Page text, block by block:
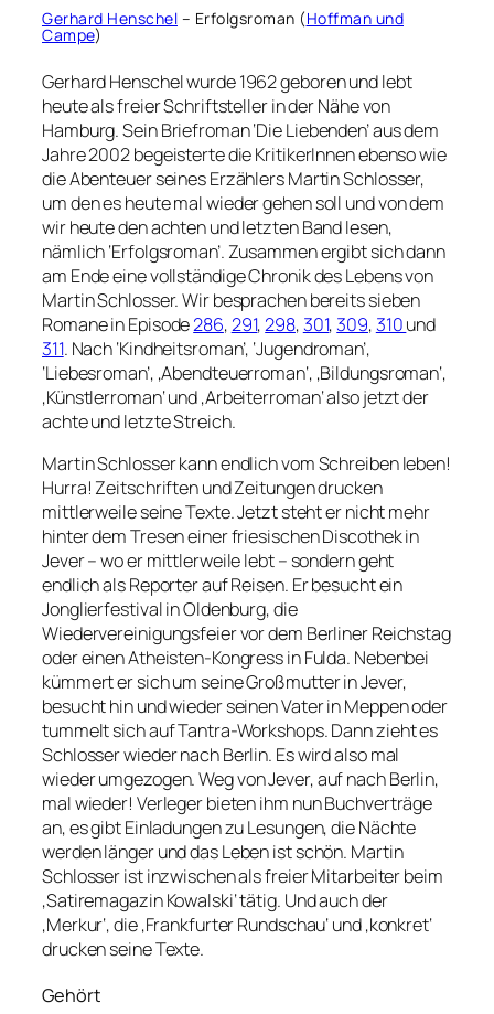
Gerhard Henschel – Erfolgsroman (Hoffman und
Campe)
Gerhard Henschel wurde 1962 geboren und lebt
heute als freier Schriftsteller in der Nähe von
Hamburg. Sein Briefroman ‘Die Liebenden’ aus dem
Jahre 2002 begeisterte die KritikerInnen ebenso wie
die Abenteuer seines Erzählers Martin Schlosser,
um den es heute mal wieder gehen soll und von dem
wir heute den achten und letzten Band lesen,
nämlich ‘Erfolgsroman’. Zusammen ergibt sich dann
am Ende eine vollständige Chronik des Lebens von
Martin Schlosser. Wir besprachen bereits sieben
Romane in Episode286,291,298, 301, 309, 310und
311. Nach ‘Kindheitsroman’, ‘Jugendroman’,
‘Liebesroman’, ‚Abendteuerroman‘, ‚Bildungsroman‘,
‚Künstlerroman‘ und ‚Arbeiterroman‘ also jetzt der
achte und letzte Streich.
Martin Schlosser kann endlich vom Schreiben leben!
Hurra! Zeitschriften und Zeitungen drucken
mittlerweile seine Texte. Jetzt steht er nicht mehr
hinter dem Tresen einer friesischen Discothek in
Jever – wo er mittlerweile lebt – sondern geht
endlich als Reporter auf Reisen. Er besucht ein
Jonglierfestival in Oldenburg, die
Wiedervereinigungsfeier vor dem Berliner Reichstag
oder einen Atheisten-Kongress in Fulda. Nebenbei
kümmert er sich um seine Großmutter in Jever,
besucht hin und wieder seinen Vater in Meppen oder
tummelt sich auf Tantra-Workshops. Dann zieht es
Schlosser wieder nach Berlin. Es wird also mal
wieder umgezogen. Weg von Jever, auf nach Berlin,
mal wieder! Verleger bieten ihm nun Buchverträge
an, es gibt Einladungen zu Lesungen, die Nächte
werden länger und das Leben ist schön. Martin
Schlosser ist inzwischen als freier Mitarbeiter beim
‚Satiremagazin Kowalski‘ tätig. Und auch der
‚Merkur‘, die ‚Frankfurter Rundschau‘ und ‚konkret‘
drucken seine Texte.
Gehört